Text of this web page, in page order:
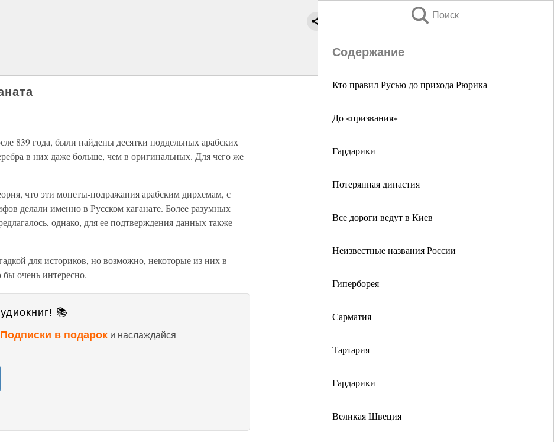
Поиск
Содержание
Кто правил Русью до прихода Рюрика
До «призвания»
Гардарики
Потерянная династия
Все дороги ведут в Киев
Неизвестные названия России
Гиперборея
Сарматия
Тартария
Гардарики
Великая Швеция
839 года, были найдены десятки поддельных арабских
в них даже больше, чем в оригинальных. Для чего же
что эти монеты-подражания арабским дирхемам, с
делали именно в Русском каганате. Более разумных
однако, для ее подтверждения данных также
для историков, но возможно, некоторые из них в
очень интересно.
📚
в подарок и наслаждайся